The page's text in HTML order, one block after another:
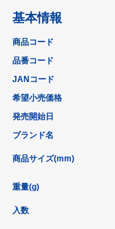
基本情報
商品コード
品番コード
JANコード
希望小売価格
発売開始日
ブランド名
商品サイズ(mm)
重量(g)
入数